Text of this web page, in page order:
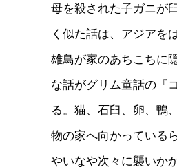
母を殺された子ガニが
く似た話は、アジアを
雄鳥が家のあちこちに
な話がグリム童話の『
る。猫、石臼、卵、鴨
物の家へ向かっている
やいなや次々に襲いか